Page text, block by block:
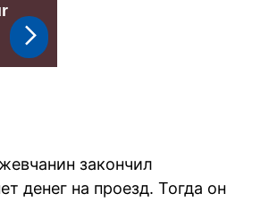
закончил
денег на проезд. Тогда он